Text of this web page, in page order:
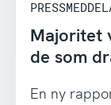
Majoritet
de som
En ny